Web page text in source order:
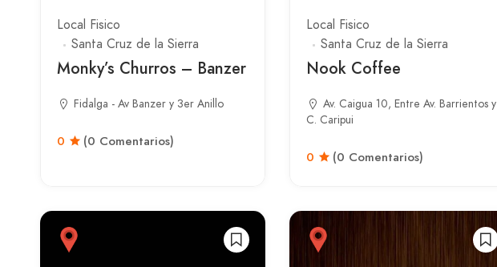
Local Fisico
Santa Cruz de la Sierra
Monky’s Churros – Banzer
Fidalga - Av Banzer y 3er Anillo
0 (0 Comentarios)
Local Fisico
Santa Cruz de la Sierra
Nook Coffee
Av. Caigua 10, Entre Av. Barrientos y
C. Caripui
0 (0 Comentarios)